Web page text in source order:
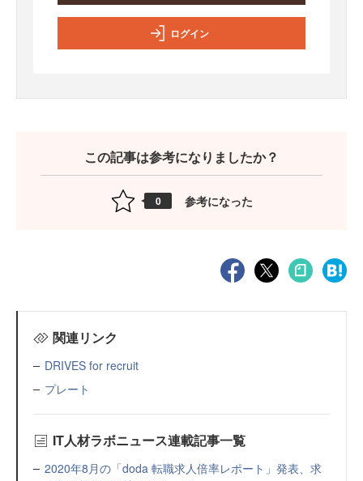
ログイン
この記事は参考になりましたか？
0 参考になった
関連リンク
DRIVES for recruit
プレート
IT人材ラボニュース連載記事一覧
2020年8月の「doda 転職求人倍率レポート」発表、求